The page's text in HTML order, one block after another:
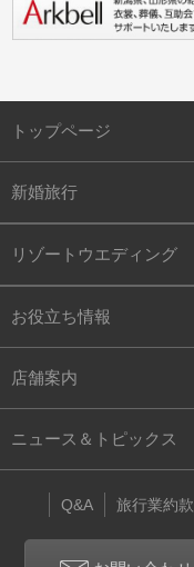
トップページ
新婚旅行
リゾートウエディング
お役立ち情報
店舗案内
ニュース＆トピックス
Q&A 旅行業約款